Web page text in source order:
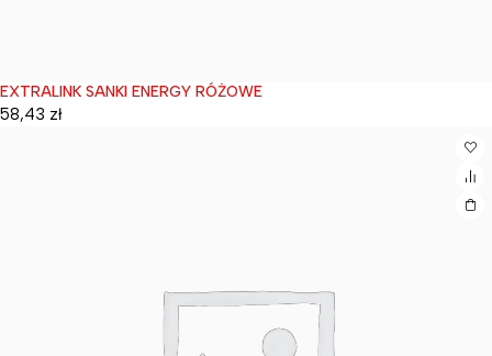
Wyprzedane
EXTRALINK SANKI ENERGY RÓŻOWE
58,43 zł